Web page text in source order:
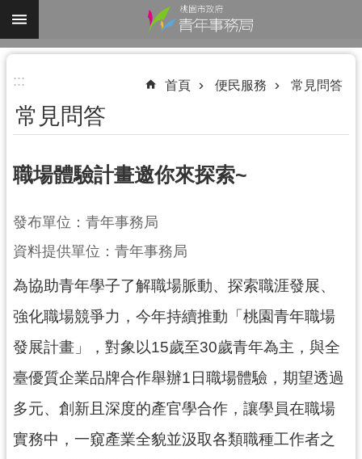
跳到主要內容區塊
進
搜
尋
識
我
務
資
訊
息
公
告
::: 首頁 便民服務 常見問答
常見問答
職場體驗計畫邀你來探索~
發布單位：青年事務局
資料提供單位：青年事務局
為協助青年學子了解職場脈動、探索職涯發展、
強化職場競爭力，今年持續推動「桃園青年職場
發展計畫」，對象以15歲至30歲青年為主，與全
臺優質企業品牌合作舉辦1日職場體驗，期望透過
多元、創新且深度的產官學合作，讓學員在職場
實務中，一窺產業全貌並汲取各類職種工作者之